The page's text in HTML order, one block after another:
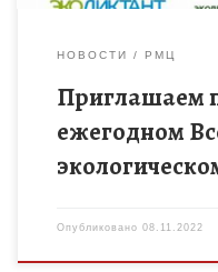
НОВОСТИ РМЦ
Приглашаем
ежегодном
Опубликовано 08.11.2022